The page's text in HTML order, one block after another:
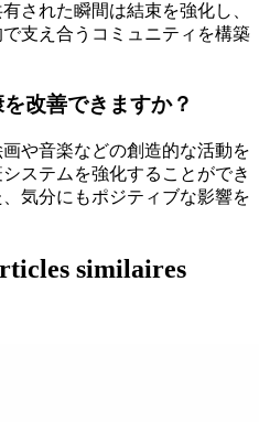
された瞬間は結束を強化し、
支え合うコミュニティを構築
改善できますか？
や音楽などの創造的な活動を
ステムを強化することができ
気分にもポジティブな影響を
similaires